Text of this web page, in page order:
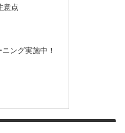
意点
ング実施中！